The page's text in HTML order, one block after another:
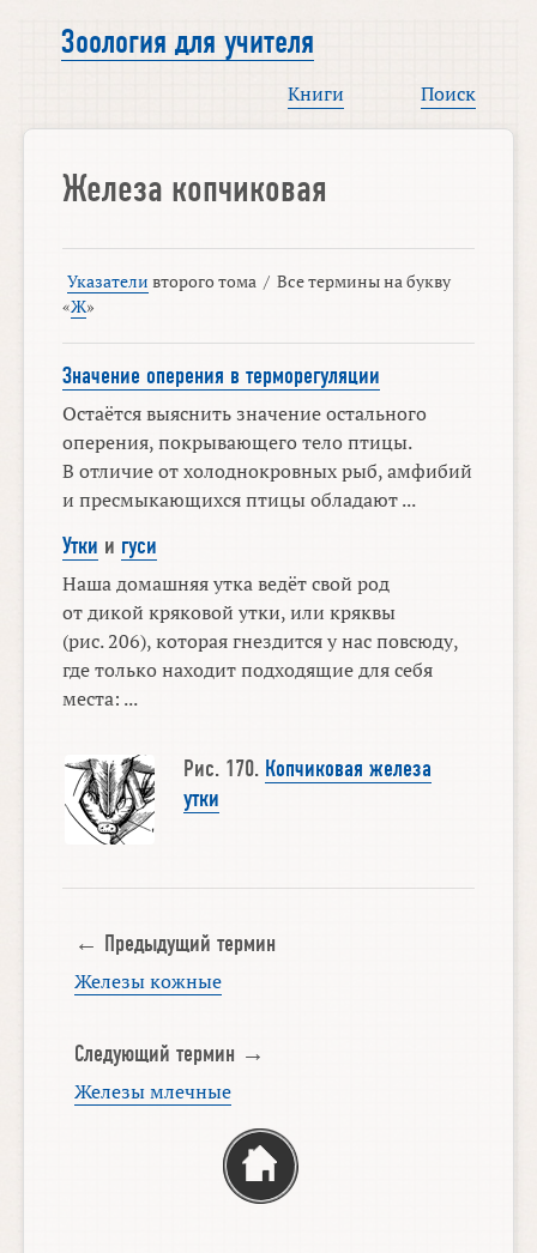
Зоология для учителя
Книги Поиск
Железа копчиковая
Указатели второго тома / Все термины на букву
«Ж»
Значение оперения в терморегуляции
Остаётся выяснить значение остального
оперения, покрывающего тело птицы.
В отличие от холоднокровных рыб, амфибий
и пресмыкающихся птицы обладают ...
Утки и гуси
Наша домашняя утка ведёт свой род
от дикой кряковой утки, или кряквы
(рис. 206), которая гнездится у нас повсюду,
где только находит подходящие для себя
места: ...
Рис. 170. Копчиковая железа
утки
← Предыдущий термин
Железы кожные
Следующий термин →
Железы млечные